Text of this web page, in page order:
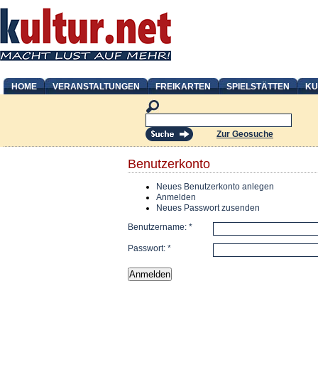
HOME VERANSTALTUNGEN FREIKARTEN SPIELSTÄTTEN
Zur Geosuche
Benutzerkonto
Neues Benutzerkonto anlegen
Anmelden
Neues Passwort zusenden
Benutzername: *
Passwort: *